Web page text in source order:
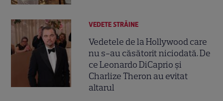
VEDETE STRĂINE
Vedetele de la Hollywood care
nu s-au căsătorit niciodată. De
ce Leonardo DiCaprio și
Charlize Theron au evitat
altarul